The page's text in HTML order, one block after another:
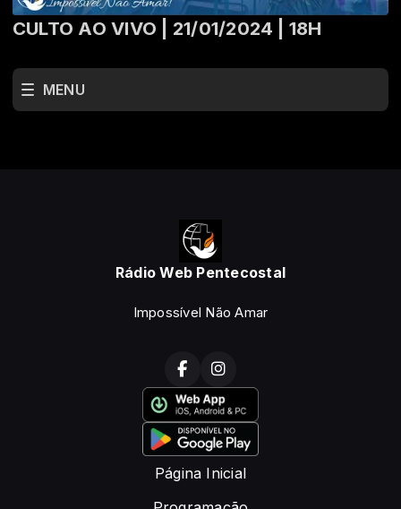
CULTO AO VIVO | 21/01/2024 | 18H
MENU
Rádio Web Pentecostal
Impossível Não Amar
Página Inicial